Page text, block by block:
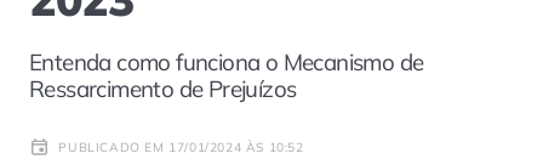
Entenda como funciona o Mecanismo de
Ressarcimento de Prejuízos
PUBLICADO EM 17/01/2024 ÀS 10:52